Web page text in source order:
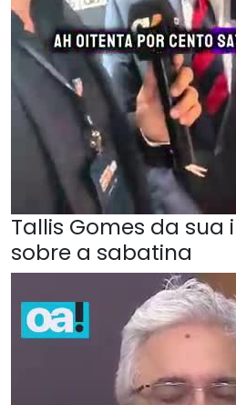
Tallis Gomes da sua
sobre a sabatina